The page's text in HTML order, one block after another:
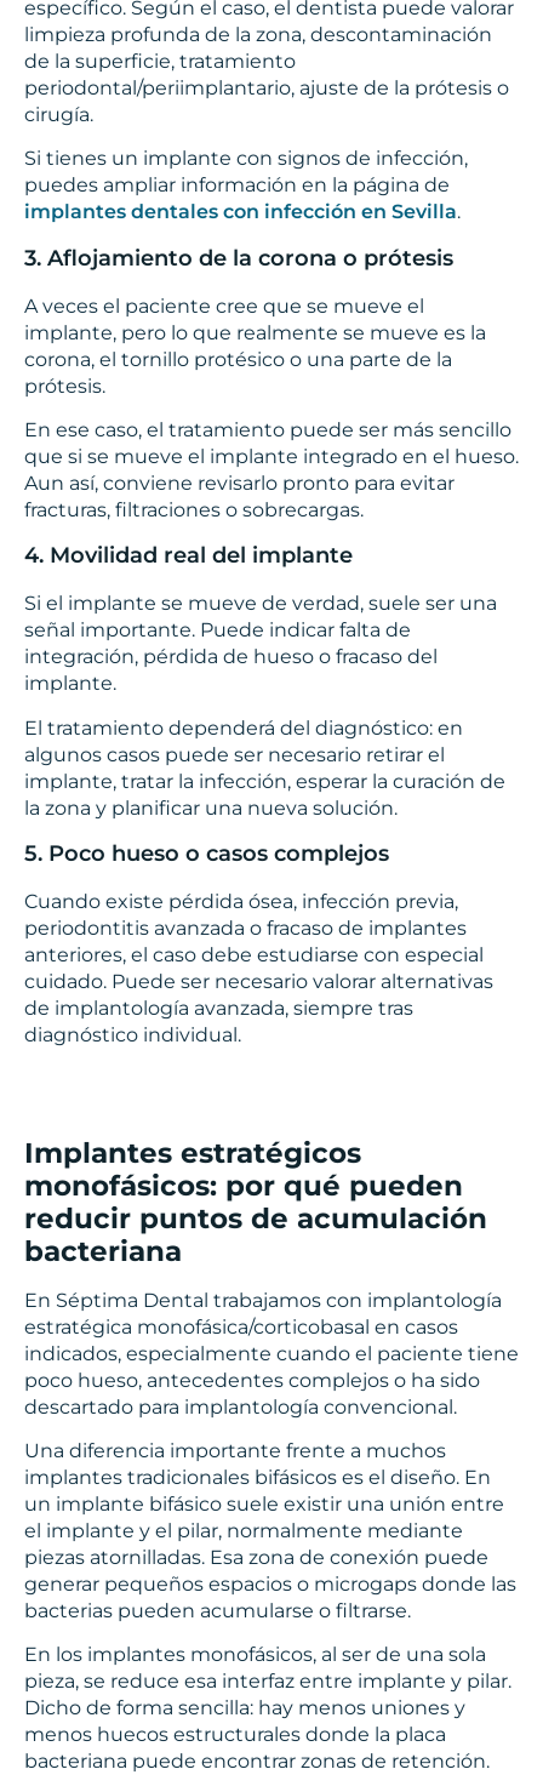
específico. Según el caso, el dentista puede valorar
limpieza profunda de la zona, descontaminación
de la superficie, tratamiento
periodontal/periimplantario, ajuste de la prótesis o
cirugía.
Si tienes un implante con signos de infección,
puedes ampliar información en la página de
implantes dentales con infección en Sevilla.
3. Aflojamiento de la corona o prótesis
A veces el paciente cree que se mueve el
implante, pero lo que realmente se mueve es la
corona, el tornillo protésico o una parte de la
prótesis.
En ese caso, el tratamiento puede ser más sencillo
que si se mueve el implante integrado en el hueso.
Aun así, conviene revisarlo pronto para evitar
fracturas, filtraciones o sobrecargas.
4. Movilidad real del implante
Si el implante se mueve de verdad, suele ser una
señal importante. Puede indicar falta de
integración, pérdida de hueso o fracaso del
implante.
El tratamiento dependerá del diagnóstico: en
algunos casos puede ser necesario retirar el
implante, tratar la infección, esperar la curación de
la zona y planificar una nueva solución.
5. Poco hueso o casos complejos
Cuando existe pérdida ósea, infección previa,
periodontitis avanzada o fracaso de implantes
anteriores, el caso debe estudiarse con especial
cuidado. Puede ser necesario valorar alternativas
de implantología avanzada, siempre tras
diagnóstico individual.
Implantes estratégicos
monofásicos: por qué pueden
reducir puntos de acumulación
bacteriana
En Séptima Dental trabajamos con implantología
estratégica monofásica/corticobasal en casos
indicados, especialmente cuando el paciente tiene
poco hueso, antecedentes complejos o ha sido
descartado para implantología convencional.
Una diferencia importante frente a muchos
implantes tradicionales bifásicos es el diseño. En
un implante bifásico suele existir una unión entre
el implante y el pilar, normalmente mediante
piezas atornilladas. Esa zona de conexión puede
generar pequeños espacios o microgaps donde las
bacterias pueden acumularse o filtrarse.
En los implantes monofásicos, al ser de una sola
pieza, se reduce esa interfaz entre implante y pilar.
Dicho de forma sencilla: hay menos uniones y
menos huecos estructurales donde la placa
bacteriana puede encontrar zonas de retención.